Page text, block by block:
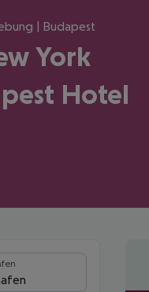
| Budapest
York
Hotel